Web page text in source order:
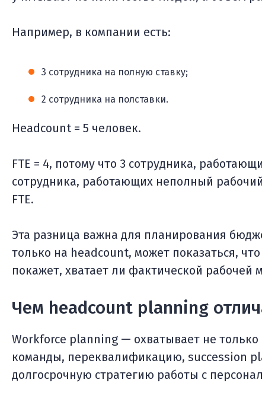
Например, в компании есть:
3 сотрудника на полную ставку;
2 сотрудника на полставки.
Headcount = 5 человек.
FTE = 4, потому что 3 сотрудника,
сотрудника, работающих неполный
FTE.
Эта разница важна для планирования
только на headcount, может показаться,
покажет, хватает ли фактической рабочей
Чем headcount planning
Workforce planning — охватывает не
команды, переквалификацию, succession
долгосрочную стратегию работы с